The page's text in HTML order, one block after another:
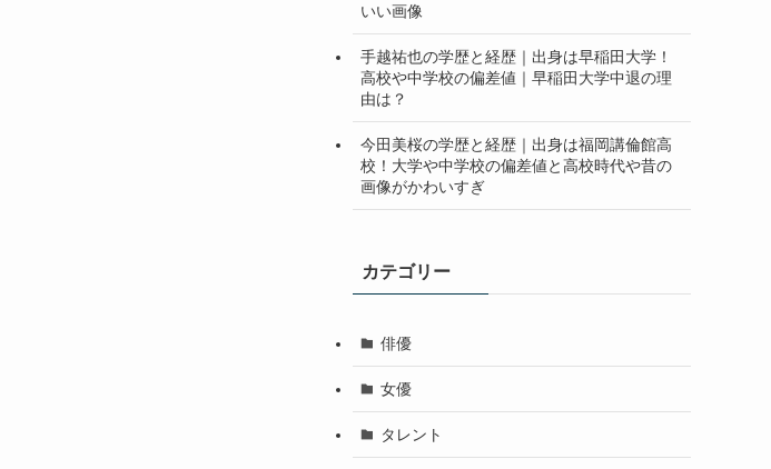
いい画像
手越祐也の学歴と経歴｜出身は早稲田大学！
高校や中学校の偏差値｜早稲田大学中退の理
由は？
今田美桜の学歴と経歴｜出身は福岡講倫館高
校！大学や中学校の偏差値と高校時代や昔の
画像がかわいすぎ
カテゴリー
俳優
女優
タレント